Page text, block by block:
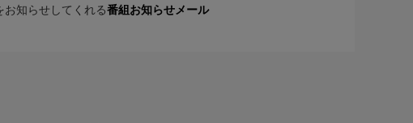
知らせしてくれる番組お知らせメール